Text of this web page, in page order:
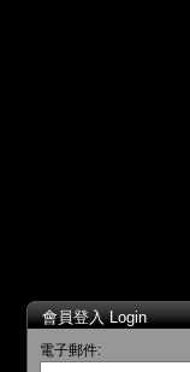
會員登入 Login
電子郵件: